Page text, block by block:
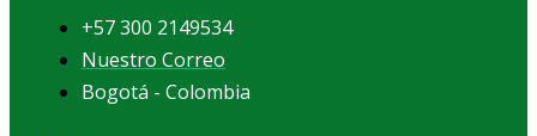
+57 300 2149534
Nuestro Correo
Bogotá - Colombia